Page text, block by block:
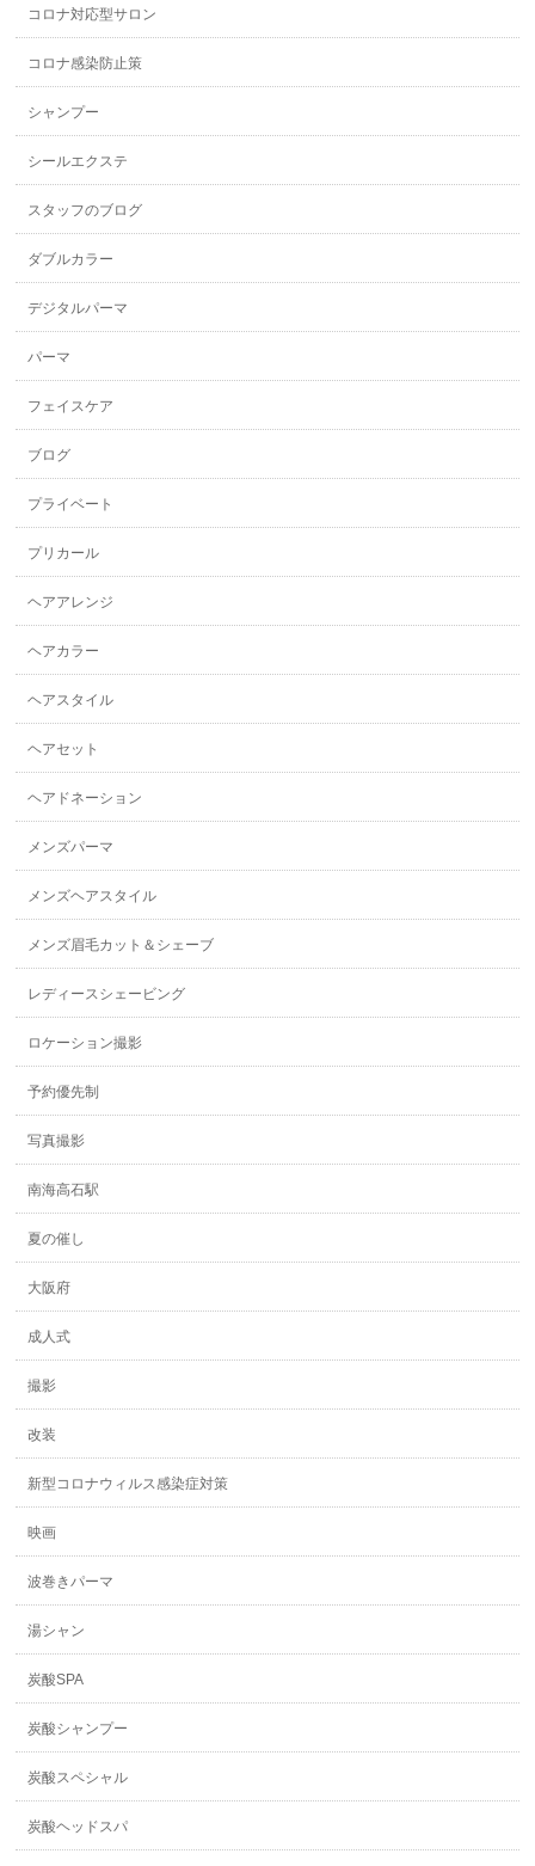
コロナ対応型サロン
コロナ感染防止策
シャンプー
シールエクステ
スタッフのブログ
ダブルカラー
デジタルパーマ
パーマ
フェイスケア
ブログ
プライベート
プリカール
ヘアアレンジ
ヘアカラー
ヘアスタイル
ヘアセット
ヘアドネーション
メンズパーマ
メンズヘアスタイル
メンズ眉毛カット＆シェーブ
レディースシェービング
ロケーション撮影
予約優先制
写真撮影
南海高石駅
夏の催し
大阪府
成人式
撮影
改装
新型コロナウィルス感染症対策
映画
波巻きパーマ
湯シャン
炭酸SPA
炭酸シャンプー
炭酸スペシャル
炭酸ヘッドスパ